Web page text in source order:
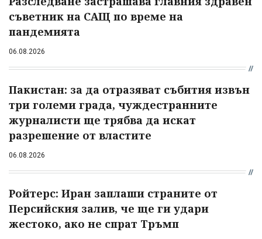
съветник на САЩ по време на
пандемията
06.08.2026
Пакистан: за да отразяват събития извън
три големи града, чуждестранните
журналисти ще трябва да искат
разрешение от властите
06.08.2026
Ройтерс: Иран заплаши страните от
Персийския залив, че ще ги удари
жестоко, ако не спрат Тръмп